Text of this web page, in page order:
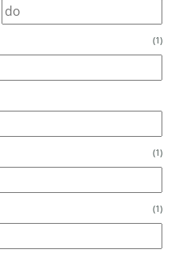
(1)
(1)
(1)